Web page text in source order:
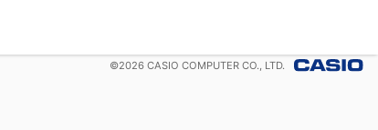
©2026 CASIO COMPUTER CO., LTD.